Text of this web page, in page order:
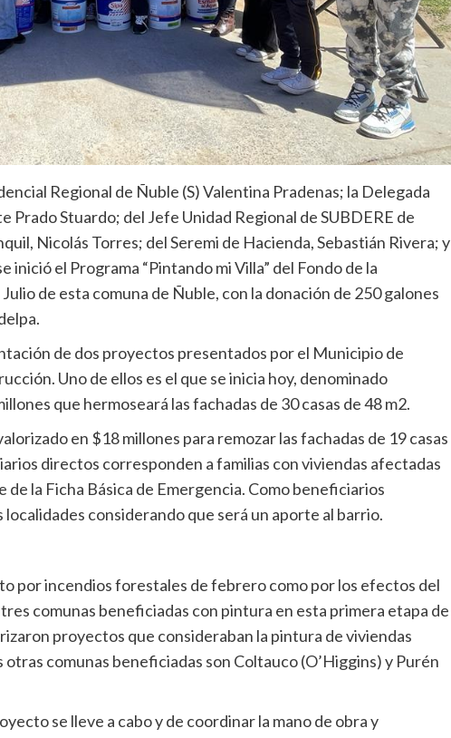
Regional de Ñuble (S) Valentina Pradenas; la Delegada
Stuardo; del Jefe Unidad Regional de SUBDERE de
Nicolás Torres; del Seremi de Hacienda, Sebastián Rivera; y
inició el Programa “Pintando mi Villa” del Fondo de la
de esta comuna de Ñuble, con la donación de 250 galones
de dos proyectos presentados por el Municipio de
Uno de ellos es el que se inicia hoy, denominado
que hermoseará las fachadas de 30 casas de 48 m2.
en $18 millones para remozar las fachadas de 19 casas
directos corresponden a familias con viviendas afectadas
de la Ficha Básica de Emergencia. Como beneficiarios
considerando que será un aporte al barrio.
por incendios forestales de febrero como por los efectos del
comunas beneficiadas con pintura en esta primera etapa de
proyectos que consideraban la pintura de viviendas
comunas beneficiadas son Coltauco (O’Higgins) y Purén
se lleve a cabo y de coordinar la mano de obra y